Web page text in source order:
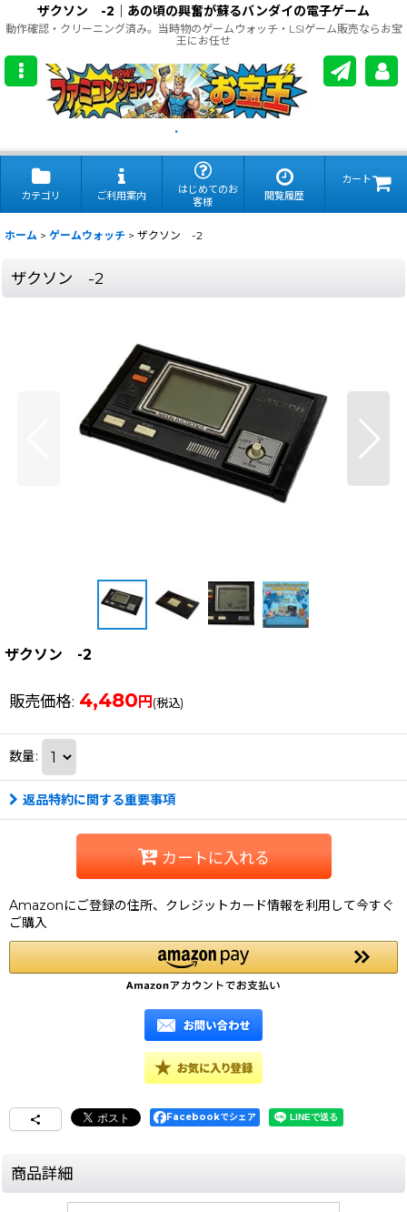
ザクソン -2｜あの頃の興奮が蘇るバンダイの電子ゲーム
動作確認・クリーニング済み。当時物のゲームウォッチ・LSIゲーム販売ならお宝
王にお任せ
.
カテゴリ ご利用案内
はじめてのお
客様
閲覧履歴
カート
ホーム > ゲームウォッチ > ザクソン -2
ザクソン -2
ザクソン -2
販売価格: 4,480 円 (税込)
数量:
返品特約に関する重要事項
カートに入れる
Amazonにご登録の住所、クレジットカード情報を利用して今すぐ
ご購入
Facebookでシェア
商品詳細